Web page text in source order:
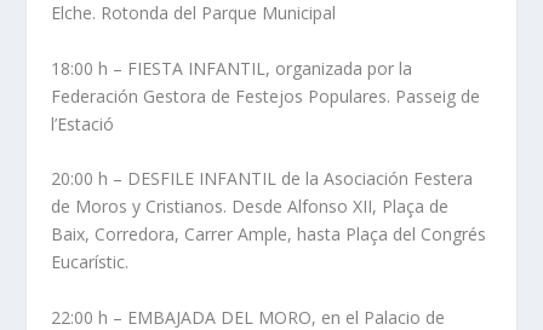
Elche. Rotonda del Parque Municipal
18:00 h – FIESTA INFANTIL, organizada por la
Federación Gestora de Festejos Populares. Passeig de
l’Estació
20:00 h – DESFILE INFANTIL de la Asociación Festera
de Moros y Cristianos. Desde Alfonso XII, Plaça de
Baix, Corredora, Carrer Ample, hasta Plaça del Congrés
Eucarístic.
22:00 h – EMBAJADA DEL MORO, en el Palacio de